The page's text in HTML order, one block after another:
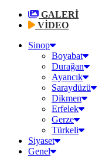
GALERİ
VİDEO
Sinop
Boyabat
Durağan
Ayancık
Saraydüzü
Dikmen
Erfelek
Gerze
Türkeli
Siyaset
Genel